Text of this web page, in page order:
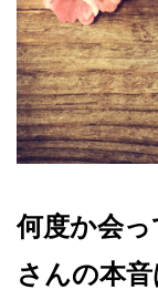
何度か会
さんの本